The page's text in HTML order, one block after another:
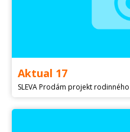
Aktual 17